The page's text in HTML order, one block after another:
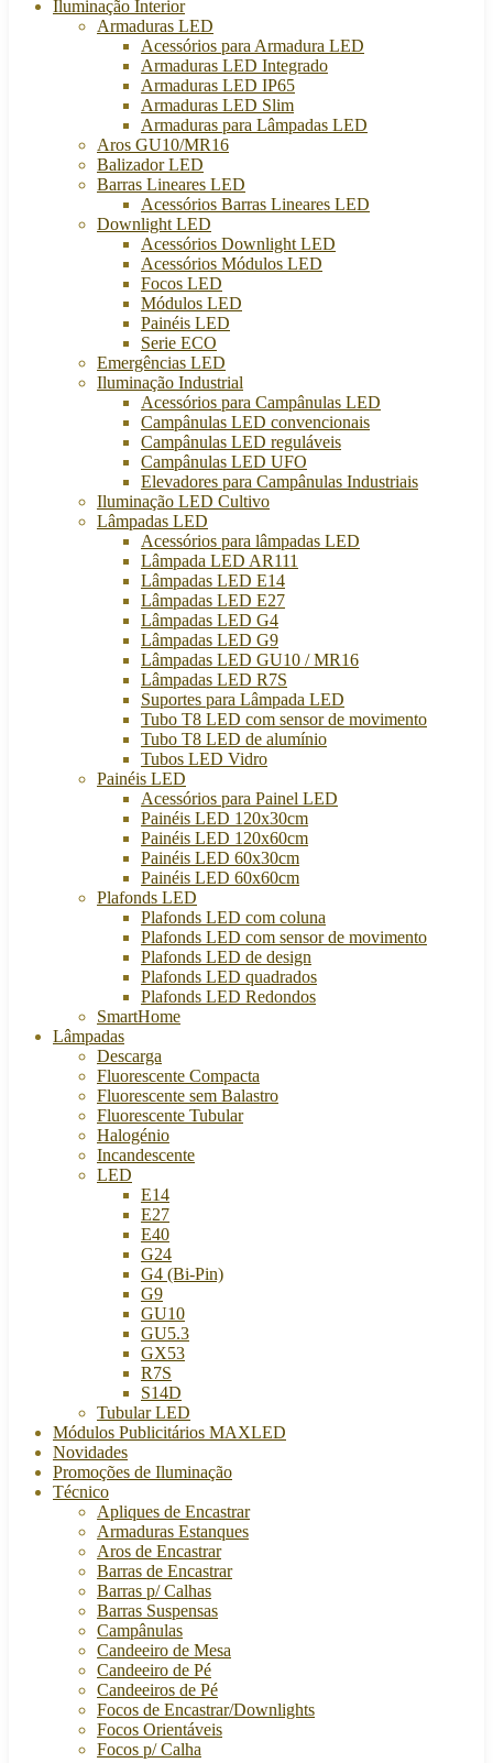
Iluminação Interior
Armaduras LED
Acessórios para Armadura LED
Armaduras LED Integrado
Armaduras LED IP65
Armaduras LED Slim
Armaduras para Lâmpadas LED
Aros GU10/MR16
Balizador LED
Barras Lineares LED
Acessórios Barras Lineares LED
Downlight LED
Acessórios Downlight LED
Acessórios Módulos LED
Focos LED
Módulos LED
Painéis LED
Serie ECO
Emergências LED
Iluminação Industrial
Acessórios para Campânulas LED
Campânulas LED convencionais
Campânulas LED reguláveis
Campânulas LED UFO
Elevadores para Campânulas Industriais
Iluminação LED Cultivo
Lâmpadas LED
Acessórios para lâmpadas LED
Lâmpada LED AR111
Lâmpadas LED E14
Lâmpadas LED E27
Lâmpadas LED G4
Lâmpadas LED G9
Lâmpadas LED GU10 / MR16
Lâmpadas LED R7S
Suportes para Lâmpada LED
Tubo T8 LED com sensor de movimento
Tubo T8 LED de alumínio
Tubos LED Vidro
Painéis LED
Acessórios para Painel LED
Painéis LED 120x30cm
Painéis LED 120x60cm
Painéis LED 60x30cm
Painéis LED 60x60cm
Plafonds LED
Plafonds LED com coluna
Plafonds LED com sensor de movimento
Plafonds LED de design
Plafonds LED quadrados
Plafonds LED Redondos
SmartHome
Lâmpadas
Descarga
Fluorescente Compacta
Fluorescente sem Balastro
Fluorescente Tubular
Halogénio
Incandescente
LED
E14
E27
E40
G24
G4 (Bi-Pin)
G9
GU10
GU5.3
GX53
R7S
S14D
Tubular LED
Módulos Publicitários MAXLED
Novidades
Promoções de Iluminação
Técnico
Apliques de Encastrar
Armaduras Estanques
Aros de Encastrar
Barras de Encastrar
Barras p/ Calhas
Barras Suspensas
Campânulas
Candeeiro de Mesa
Candeeiro de Pé
Candeeiros de Pé
Focos de Encastrar/Downlights
Focos Orientáveis
Focos p/ Calha